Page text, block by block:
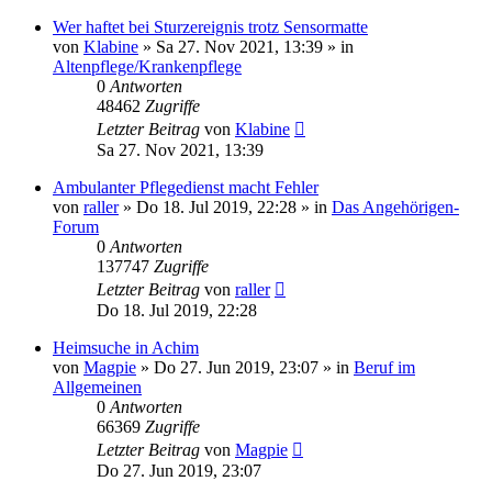
Wer haftet bei Sturzereignis trotz Sensormatte
von Klabine » Sa 27. Nov 2021, 13:39 » in
Altenpflege/Krankenpflege
0 Antworten
48462 Zugriffe
Letzter Beitrag von Klabine
Sa 27. Nov 2021, 13:39
Ambulanter Pflegedienst macht Fehler
von raller» Do 18. Jul 2019, 22:28 » in Das Angehörigen-
Forum
0 Antworten
137747 Zugriffe
Letzter Beitrag von raller
Do 18. Jul 2019, 22:28
Heimsuche in Achim
von Magpie » Do 27. Jun 2019, 23:07 » in Beruf im
Allgemeinen
0 Antworten
66369 Zugriffe
Letzter Beitrag von Magpie
Do 27. Jun 2019, 23:07